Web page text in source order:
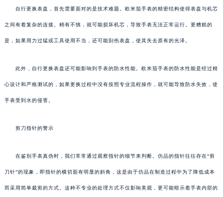
自行更换表盘，首先需要面对的是技术难题。欧米茄手表的精密结构使得表盘与机芯
之间有着复杂的连接。稍有不慎，就可能损坏机芯，导致手表无法正常运行。更糟糕的
是，如果用力过猛或工具使用不当，还可能刮伤表盘，使其失去原有的光泽。
此外，自行更换表盘还可能影响到手表的防水性能。欧米茄手表的防水性能是经过精
心设计和严格测试的，如果更换过程中没有按照专业流程操作，就可能导致防水失效，使
手表受到水的侵害。
剪刀指针的警示
在鉴别手表真伪时，我们常常通过观察指针的细节来判断。仿品的指针往往存在“剪
刀针”的现象，即指针的横切面有明显的斜角，这是由于仿品在制造过程中为了降低成本
而采用简单裁剪的方式。这种不专业的处理方式不仅影响美观，更可能暗示着手表内部的